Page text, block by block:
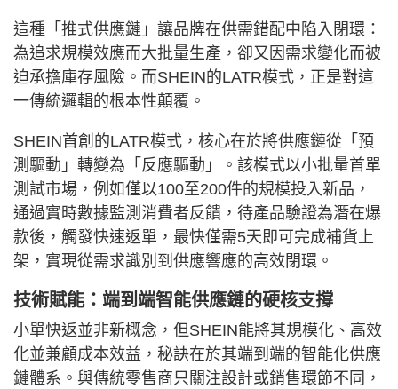
這種「推式供應鏈」讓品牌在供需錯配中陷入閉環：
為追求規模效應而大批量生產，卻又因需求變化而被
迫承擔庫存風險。而SHEIN的LATR模式，正是對這
一傳統邏輯的根本性顛覆。
SHEIN首創的LATR模式，核心在於將供應鏈從「預
測驅動」轉變為「反應驅動」。該模式以小批量首單
測試市場，例如僅以100至200件的規模投入新品，
通過實時數據監測消費者反饋，待產品驗證為潛在爆
款後，觸發快速返單，最快僅需5天即可完成補貨上
架，實現從需求識別到供應響應的高效閉環。
技術賦能：端到端智能供應鏈的硬核支撐
小單快返並非新概念，但SHEIN能將其規模化、高效
化並兼顧成本效益，秘訣在於其端到端的智能化供應
鏈體系。與傳統零售商只關注設計或銷售環節不同，